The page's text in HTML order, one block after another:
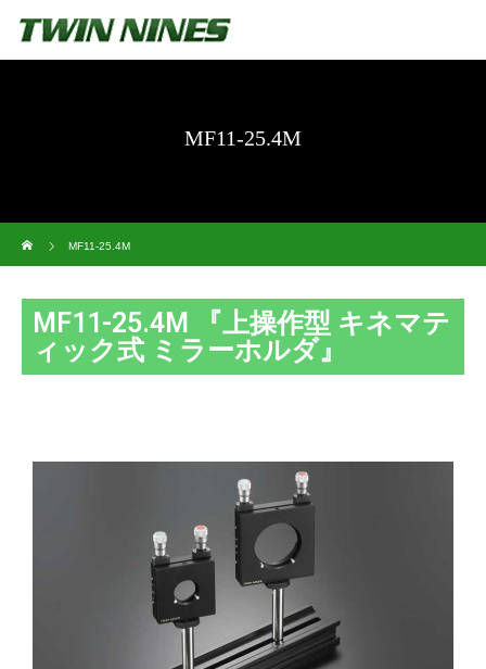
MF11-25.4M
MF11-25.4M
MF11-25.4M 『上操作型 キネマテ
ィック式 ミラーホルダ』